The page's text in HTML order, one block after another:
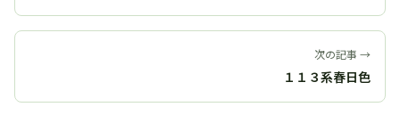
次の記事 →
１１３系春日色